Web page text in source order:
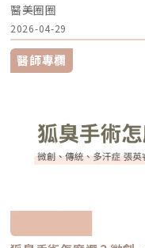
期間內，應暫停使用酸類（如
白產品。實際恢復時間會依療
步恢復日常保養。毛孔粗大
全消失」嗎？ 這是不切實際
能完全消失不見。醫美療程
肌膚在視覺上達到平滑、細
Q2：打雷射縮毛孔，皮膚會
膚變薄，反而會因為刺激真
性！但前提是「間隔時間要
有可能破壞皮膚屏障。Q3：
不是變魔術，通常需要一個
通常會建議進行 3~5 次（每
數人在第 2 次治療後，就會
了。Q4：我是容易泛紅的敏
師審慎評估。敏感肌或酒糟
下進行高能量雷射，可能增
常會先放在「穩定膚況與降
素。待肌膚穩定後，再由醫
量可精準控制的微針電波，
Q5：我平常有在擦酸類或A
用，但實際時間需依療程種
A醇會促進角質代謝，可能在
或偏敏感，不敢嘗試侵略性太
改善什麼？以下為臨床上常
化明顯 膚色提亮、均勻度提
貼更亮 肌膚質地有細緻感
之一就是修復期短。常見反應
天代謝期：1–2 週術前事項
恢復後再施作。2. 有心律調
性。3. 孕婦、哺乳者與近期
月內做過深層換膚或磨皮者
止酸類、去角質與刺激性保
皮需連續貼著約 14 天且不
片人工皮加強固定。3. 術後
請按時回診由專業人員移除
應立即聯絡診所處理。6. 色
品。7. 修復期需加強保濕並
準 舒適度 熱感明顯，需敷麻 即時冷卻系統，可不需敷麻 反黑風險 較高 較
理多種斑點 療程次數 修復期 可能需多次，修復期較長 單次有感改善、修復
期更短 適合性 適合多數色斑但風險略高 適合希望快速、低風險改善的族群
波拉提 傳統拉皮手術 療程原理 使用RF射頻能量，透過熱能刺激膠原蛋白收
縮與新生 使用聚焦式超音波能量，將熱能聚焦到特定深度，刺激組織收縮
與膠原蛋白新生 透過外科手術方式，移除多餘皮膚，並重新拉提、固定鬆
弛組織 作用方向 偏向皮膚緊緻、細紋、膚質與鬆弛感改善 偏向深層支撐、
輪廓拉提、下顎線與嘴邊肉改善 偏向明顯鬆弛、下垂組織與多餘皮膚
構性改善 常見作用層次 真皮層、皮下組織，依儀器與能量設定不同 真皮
層、皮下組織、筋膜層等不同深度，依
SMAS筋膜層等，依手術方式不同 適合部位 臉部、眼周、下顎線
肉、下顎線模糊、臉部下垂感 改善明顯鬆弛、下垂與多餘皮膚，拉提幅度
通常較明顯 適合對象 皮膚開始鬆、細紋變多、毛孔或膚質變粗、想讓臉看
起來更緊緻的人 輪廓開始下垂、嘴邊肉明顯、下顎線不清楚、下半臉變重
型、能量與個人耐受度，可能不需麻
上，依手術範圍與複雜度不同 修復期 多數人修復期短，可能有暫時泛紅、
長，可能有腫脹、瘀青、傷口照護與拆線需求
需求，屬於單極射頻應用的代
的複合式電波療程，常被用
Thermage 為非侵入式射頻
DENSITY 則採用單極與雙極
什麼許多人在選擇療程時會產
「膚質細緻」？ 我適合鳳凰
作？ 以下將用較好理解的方
Thermage FLX？鳳凰電波
SoltaTaiwan Limited旗下的
FLX 採用單極電容耦合射頻
過皮膚表面傳導進入皮膚內
波」。是能將熱能傳遞到較
般民眾常聽到的「電波拉提
這類療程概念延伸而來。由
復期較短；效果可能在療程
合施打族群鳳凰電波比較常
楚 嘴邊肉或輪廓線變模糊 眼
型保養選項之一不過要特別
也不是填充療程。它比較適合
下垂、脂肪位移或組織支撐
程。什麼是DENSITY RF無雙
Jeisys Medical 推出。根據
醫美圈圈
2026-04-29
醫師專欄